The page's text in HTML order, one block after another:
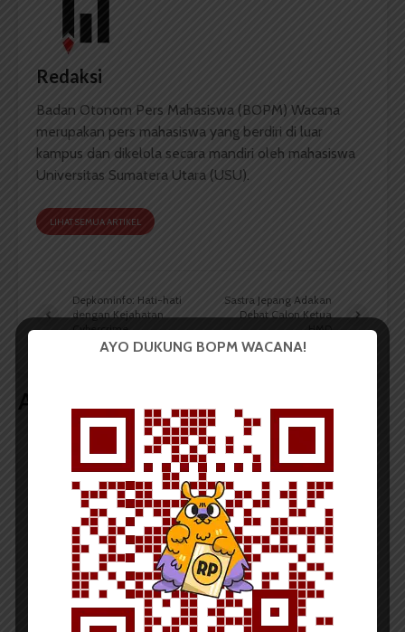
Redaksi
Badan Otonom Pers Mahasiswa (BOPM) Wacana
merupakan pers mahasiswa yang berdiri di luar
kampus dan dikelola secara mandiri oleh mahasiswa
Universitas Sumatera Utara (USU).
LIHAT SEMUA ARTIKEL
Depkominfo: Hati-hati
dengan Kejahatan
Cybercrime
Sastra Jepang Adakan
Debat Calon Ketua
HMD
BERITA KAMPUS
Tim Mahasiswa USU Raih Juara I
Vokal Grup Pada PEKSIMIDA 2026
Dark Mode | Moda Gelap
Oleh: Cyntia Lorena Br Tarigan USU, wacana.org –
Tim mahasiswa Universitas Sumatera Utara...
AYO DUKUNG BOPM WACANA!